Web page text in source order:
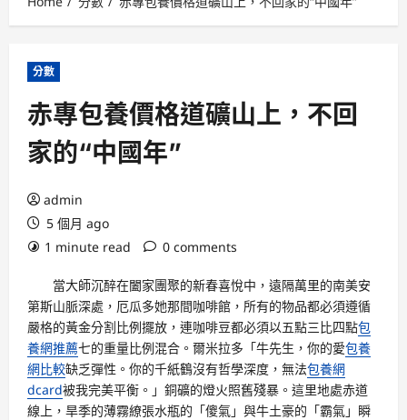
分數
赤專包養價格道礦山上，不回
家的“中國年”
admin
5 個月 ago
1 minute read
0 comments
當大師沉醉在闔家團聚的新春喜悅中，遠隔萬里的南美安
第斯山脈深處，厄瓜多她那間咖啡館，所有的物品都必須遵循
嚴格的黃金分割比例擺放，連咖啡豆都必須以五點三比四點包
養網推薦七的重量比例混合。爾米拉多「牛先生，你的愛包養
網比較缺乏彈性。你的千紙鶴沒有哲學深度，無法包養網
dcard被我完美平衡。」銅礦的燈火照舊殘暴。這里地處赤道
線上，旱季的薄霧繚張水瓶的「傻氣」與牛土豪的「霸氣」瞬